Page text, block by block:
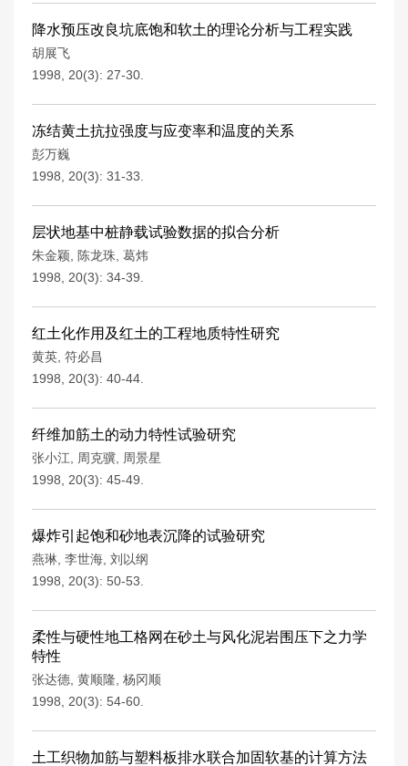
降水预压改良坑底饱和软土的理论分析与工程实践
胡展飞
1998, 20(3): 27-30.
冻结黄土抗拉强度与应变率和温度的关系
彭万巍
1998, 20(3): 31-33.
层状地基中桩静载试验数据的拟合分析
朱金颖 陈龙珠 葛炜
1998, 20(3): 34-39.
红土化作用及红土的工程地质特性研究
黄英 符必昌
1998, 20(3): 40-44.
纤维加筋土的动力特性试验研究
张小江 周克骥
周景星
1998, 20(3): 45-49.
爆炸引起饱和砂地表沉降的试验研究
燕琳 李世海 刘以纲
1998, 20(3): 50-53.
柔性与硬性地工格网在砂土与风化泥岩围压下之力学
特性
张达德 黄顺隆 杨冈顺
1998, 20(3): 54-60.
土工织物加筋与塑料板排水联合加固软基的计算方法